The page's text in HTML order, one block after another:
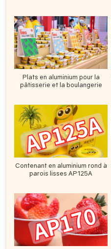
Plats en aluminium pour la
pâtisserie et la boulangerie
Contenant en aluminium rond à
parois lisses AP125A